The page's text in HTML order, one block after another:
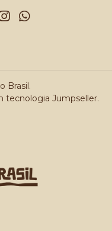
Brasil.
tecnologia Jumpseller.